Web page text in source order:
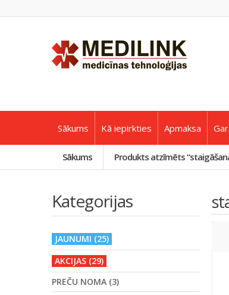
Sākums Kā iepirkties Apmaksa
Sākums Produkts atzīmēts
Kategorijas
JAUNUMI (25)
AKCIJAS (29)
PREČU NOMA (3)